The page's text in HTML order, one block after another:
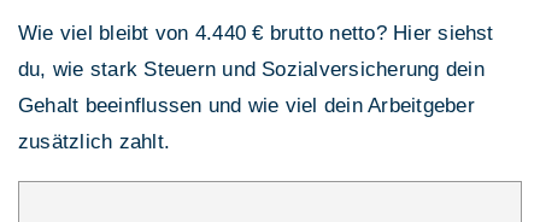
Wie viel bleibt von 4.440 € brutto netto? Hier siehst
du, wie stark Steuern und Sozialversicherung dein
Gehalt beeinflussen und wie viel dein Arbeitgeber
zusätzlich zahlt.